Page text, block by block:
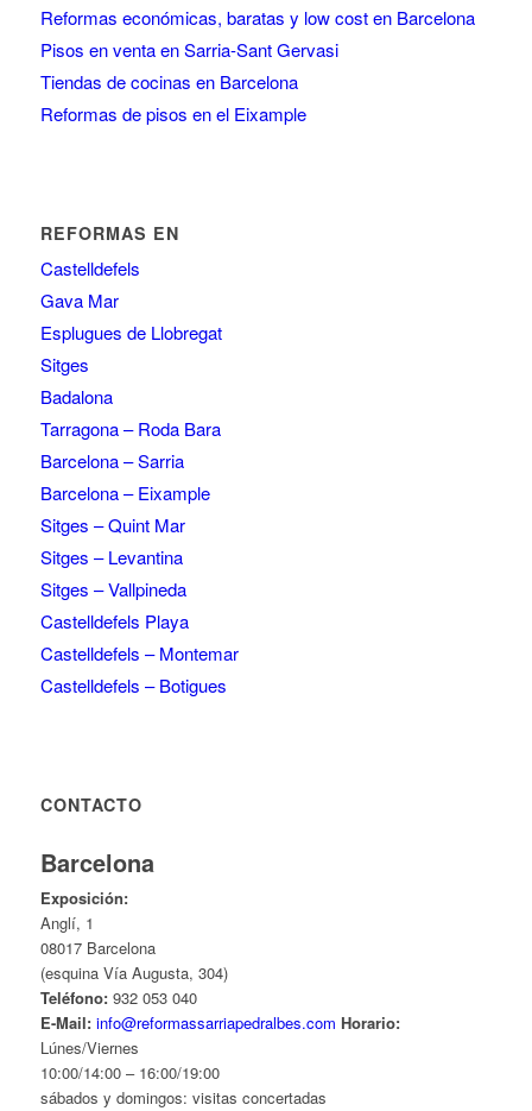
Reformas económicas, baratas y low cost en Barcelona
Pisos en venta en Sarria-Sant Gervasi
Tiendas de cocinas en Barcelona
Reformas de pisos en el Eixample
REFORMAS EN
Castelldefels
Gava Mar
Esplugues de Llobregat
Sitges
Badalona
Tarragona – Roda Bara
Barcelona – Sarria
Barcelona – Eixample
Sitges – Quint Mar
Sitges – Levantina
Sitges – Vallpineda
Castelldefels Playa
Castelldefels – Montemar
Castelldefels – Botigues
CONTACTO
Barcelona
Exposición:
Anglí, 1
08017 Barcelona
(esquina Vía Augusta, 304)
Teléfono:932 053 040
E-Mail: info@reformassarriapedralbes.com Horario:
Lúnes/Viernes
10:00/14:00 – 16:00/19:00
sábados y domingos: visitas concertadas